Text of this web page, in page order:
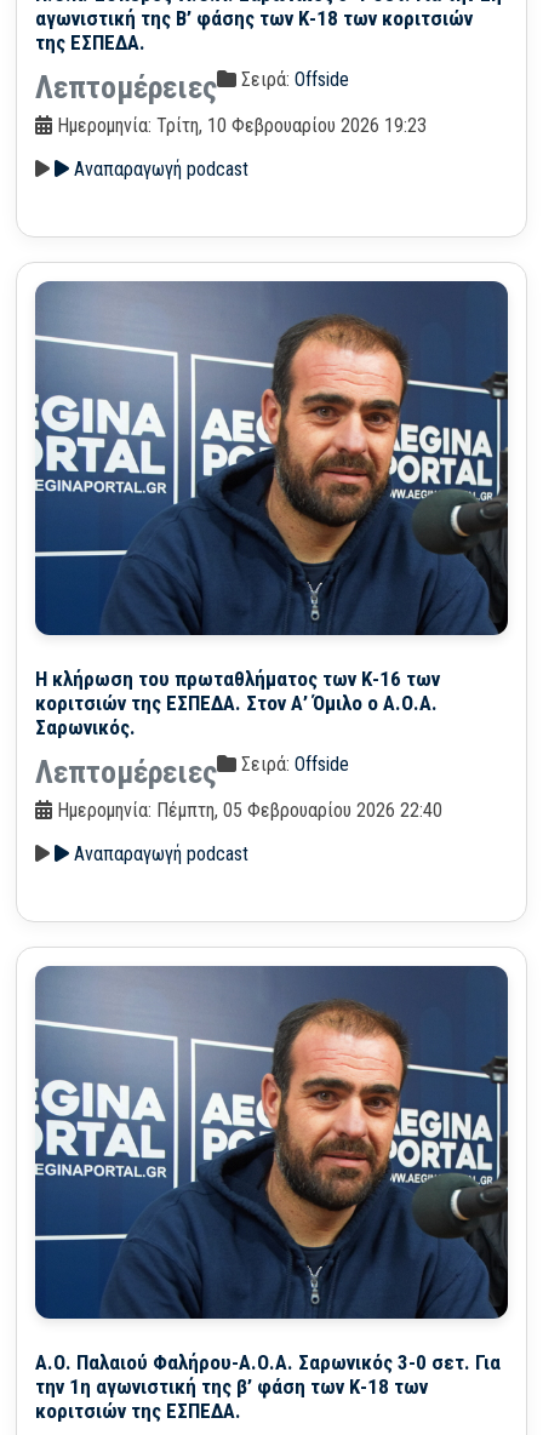
αγωνιστική της Β’ φάσης των Κ-18 των κοριτσιών
της ΕΣΠΕΔΑ.
Λεπτομέρειες Σειρά:Offside
Ημερομηνία: Τρίτη, 10 Φεβρουαρίου 2026 19:23
Αναπαραγωγή podcast
Η κλήρωση του πρωταθλήματος των Κ-16 των
κοριτσιών της ΕΣΠΕΔΑ. Στον Α’ Όμιλο ο Α.Ο.Α.
Σαρωνικός.
Λεπτομέρειες Σειρά:Offside
Ημερομηνία: Πέμπτη, 05 Φεβρουαρίου 2026 22:40
Αναπαραγωγή podcast
Α.Ο. Παλαιού Φαλήρου-Α.Ο.Α. Σαρωνικός 3-0 σετ. Για
την 1η αγωνιστική της β’ φάση των Κ-18 των
κοριτσιών της ΕΣΠΕΔΑ.